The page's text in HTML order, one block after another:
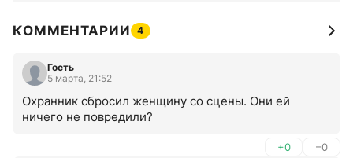
КОММЕНТАРИИ 4
Гость
5 марта, 21:52
Охранник сбросил женщину со сцены. Они ей
ничего не повредили?
+0 –0